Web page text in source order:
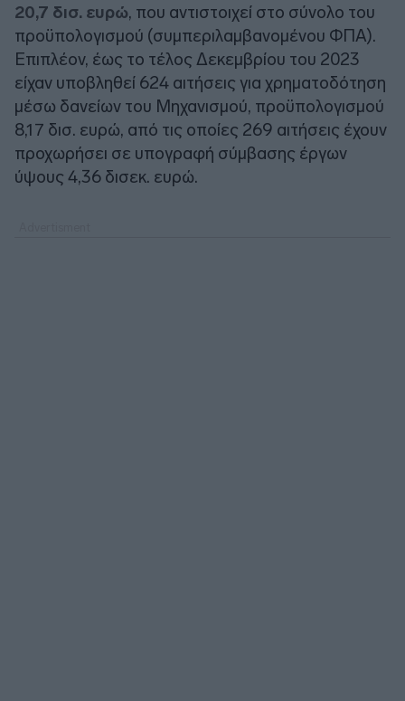
20,7 δισ. ευρώ, που αντιστοιχεί στο σύνολο του
προϋπολογισμού (συμπεριλαμβανομένου ΦΠΑ).
Επιπλέον, έως το τέλος Δεκεμβρίου του 2023
είχαν υποβληθεί 624 αιτήσεις για χρηματοδότηση
μέσω δανείων του Μηχανισμού, προϋπολογισμού
8,17 δισ. ευρώ, από τις οποίες 269 αιτήσεις έχουν
προχωρήσει σε υπογραφή σύμβασης έργων
ύψους 4,36 δισεκ. ευρώ.